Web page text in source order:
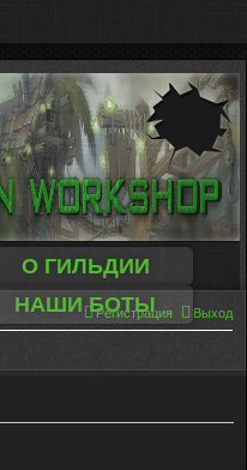
О ГИЛЬДИИ
НАШИ БОТЫ
Выход
Регистрация